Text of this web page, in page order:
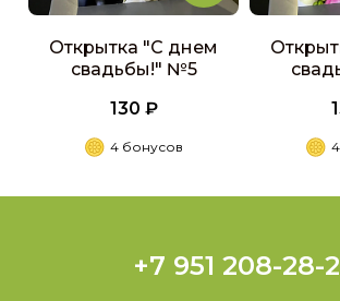
Открытка "С днем
свадьбы!" №5
130 ₽
4 бонусов
+7 951 208-28-